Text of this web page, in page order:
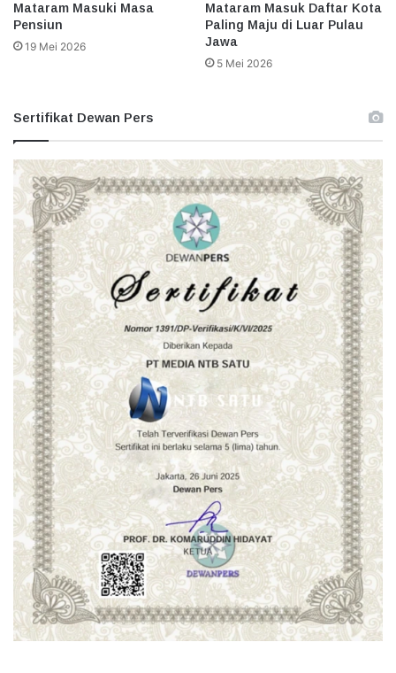
Mataram Masuki Masa
Pensiun
19 Mei 2026
Mataram Masuk Daftar Kota
Paling Maju di Luar Pulau
Jawa
5 Mei 2026
Sertifikat Dewan Pers